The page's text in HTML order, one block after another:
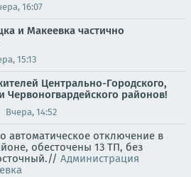
16:07
и Макеевка частично
15:13
Центрально-Городского,
Червоногвардейского районов!
Вчера, 14:52
автоматическое отключение в
обесточены 13 ТП, без
Администрация